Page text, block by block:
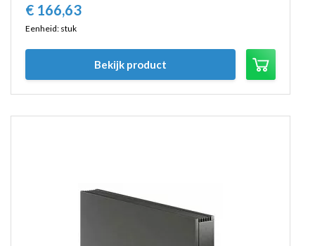
€ 166,63
Eenheid: stuk
Bekijk product